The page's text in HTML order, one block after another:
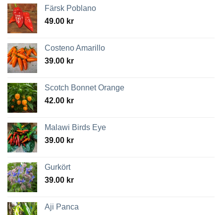
Färsk Poblano
49.00 kr
Costeno Amarillo
39.00 kr
Scotch Bonnet Orange
42.00 kr
Malawi Birds Eye
39.00 kr
Gurkört
39.00 kr
Aji Panca